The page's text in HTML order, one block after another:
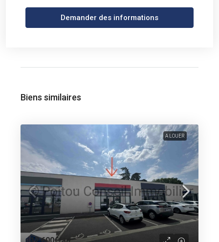
Demander des informations
Biens similaires
A LOUER